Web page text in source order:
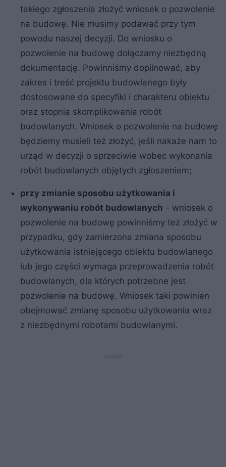
takiego zgłoszenia złożyć wniosek o pozwolenie
na budowę. Nie musimy podawać przy tym
powodu naszej decyzji. Do wniosku o
pozwolenie na budowę dołączamy niezbędną
dokumentację. Powinniśmy dopilnować, aby
zakres i treść projektu budowlanego były
dostosowane do specyfiki i charakteru obiektu
oraz stopnia skomplikowania robót
budowlanych. Wniosek o pozwolenie na budowę
będziemy musieli też złożyć, jeśli nakaże nam to
urząd w decyzji o sprzeciwie wobec wykonania
robót budowlanych objętych zgłoszeniem;
przy zmianie sposobu użytkowania i
wykonywaniu robót budowlanych - wniosek o
pozwolenie na budowę powinniśmy też złożyć w
przypadku, gdy zamierzona zmiana sposobu
użytkowania istniejącego obiektu budowlanego
lub jego części wymaga przeprowadzenia robót
budowlanych, dla których potrzebne jest
pozwolenie na budowę. Wniosek taki powinien
obejmować zmianę sposobu użytkowania wraz
z niezbędnymi robotami budowlanymi.